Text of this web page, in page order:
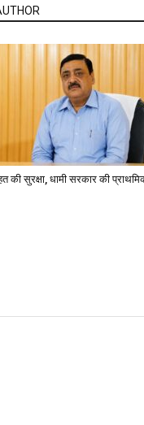
की सुरक्षा, धामी सरकार की